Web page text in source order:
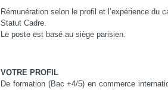
Rémunération selon le profil et l’expérience du
Statut Cadre.
Le poste est basé au siège parisien.
VOTRE PROFIL
De formation (Bac +4/5) en commerce